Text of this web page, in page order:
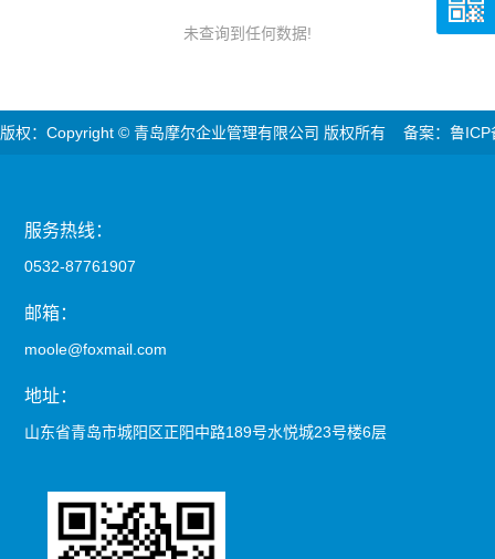
未查询到任何数据!
版权：Copyright © 青岛摩尔企业管理有限公司 版权所有 备案：鲁
服务热线：
0532-87761907
邮箱：
moole@foxmail.com
地址：
山东省青岛市城阳区正阳中路189号水悦城23号楼6层